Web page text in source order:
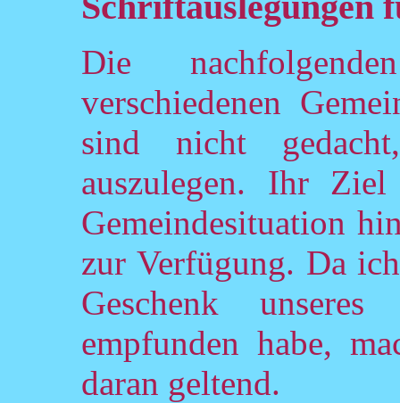
Die
verschiedenen
sind nicht
auszulegen. Ihr
Gemeindesituation
zur Verfügung. Da
Geschenk
empfunden habe,
daran geltend.